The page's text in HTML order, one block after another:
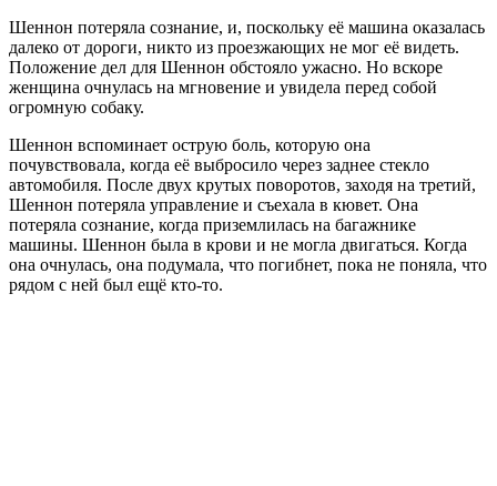
Шеннон потеряла сознание, и, поскольку её машина оказалась
далеко от дороги, никто из проезжающих не мог её видеть.
Положение дел для Шеннон обстояло ужасно. Но вскоре
женщина очнулась на мгновение и увидела перед собой
огромную собаку.
Шеннон вспоминает острую боль, которую она
почувствовала, когда её выбросило через заднее стекло
автомобиля. После двух крутых поворотов, заходя на третий,
Шеннон потеряла управление и съехала в кювет. Она
потеряла сознание, когда приземлилась на багажнике
машины. Шеннон была в крови и не могла двигаться. Когда
она очнулась, она подумала, что погибнет, пока не поняла, что
рядом с ней был ещё кто-то.